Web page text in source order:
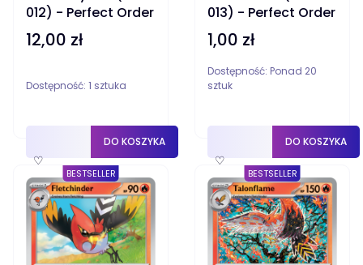
012) - Perfect Order
Cena
12,00 zł
Dostępność: 1 sztuka
♡
DO KOSZYKA
013) - Perfect Order
Cena
1,00 zł
Dostępność: Ponad 20
sztuk
♡
DO KOSZYKA
BESTSELLER BESTSELLER